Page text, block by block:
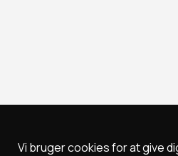
Vi bruger cookies for at give